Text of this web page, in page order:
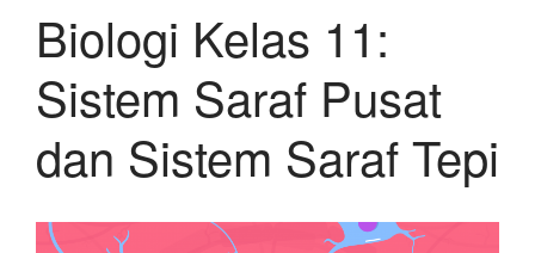
Biologi Kelas 11:
Sistem Saraf Pusat
dan Sistem Saraf Tepi